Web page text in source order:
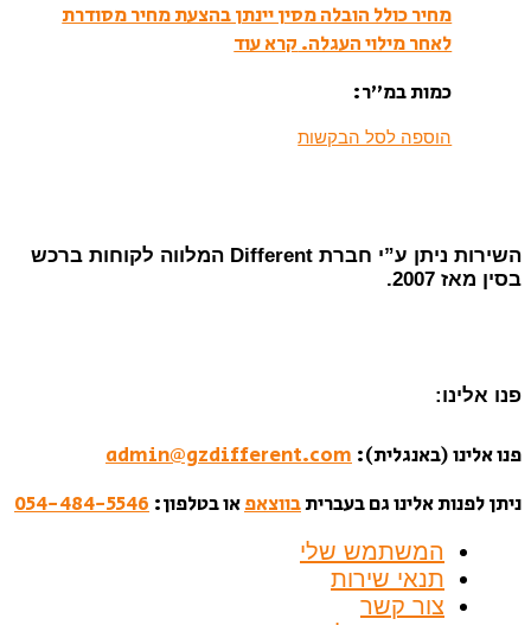
מחיר כולל הובלה מסין יינתן בהצעת מחיר מסודרת
לאחר מילוי העגלה.קרא עוד
כמות במ”ר:
הוספה לסל הבקשות
השירות ניתן ע”י חברת Different המלווה לקוחות ברכש
בסין מאז 2007.
פנו אלינו:
פנו אלינו (באנגלית): admin@gzdifferent.com
ניתן לפנות אלינו גם בעבריתבווצאפאו בטלפון: 054-484-5546
המשתמש שלי
תנאי שירות
צור קשר